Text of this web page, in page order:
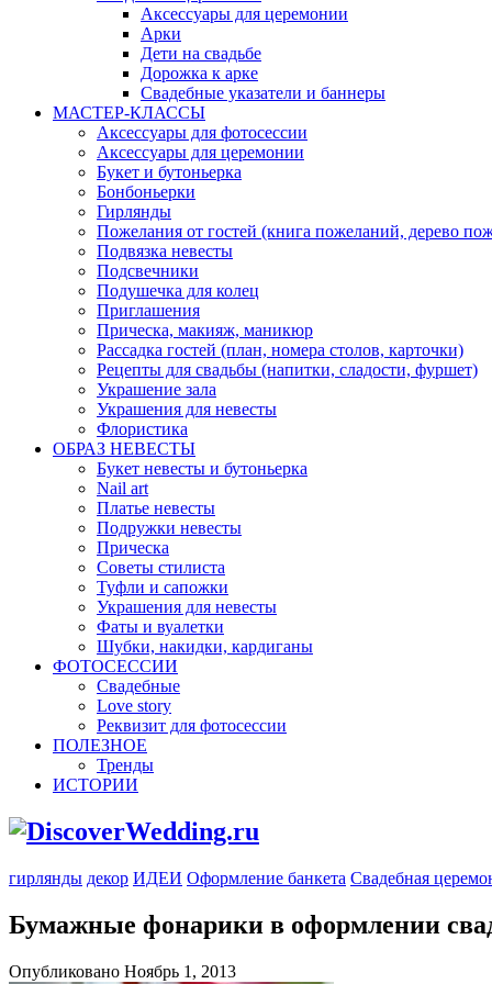
Аксессуары для церемонии
Арки
Дети на свадьбе
Дорожка к арке
Свадебные указатели и баннеры
МАСТЕР-КЛАССЫ
Аксессуары для фотосессии
Аксессуары для церемонии
Букет и бутоньерка
Бонбоньерки
Гирлянды
Пожелания от гостей (книга пожеланий, дерево
Подвязка невесты
Подсвечники
Подушечка для колец
Приглашения
Прическа, макияж, маникюр
Рассадка гостей (план, номера столов, карточки)
Рецепты для свадьбы (напитки, сладости, фуршет)
Украшение зала
Украшения для невесты
Флористика
ОБРАЗ НЕВЕСТЫ
Букет невесты и бутоньерка
Nail art
Платье невесты
Подружки невесты
Прическа
Советы стилиста
Туфли и сапожки
Украшения для невесты
Фаты и вуалетки
Шубки, накидки, кардиганы
ФОТОСЕССИИ
Свадебные
Love story
Реквизит для фотосессии
ПОЛЕЗНОЕ
Тренды
ИСТОРИИ
гирлянды декор ИДЕИ Оформление банкета Свадебная
Бумажные фонарики в оформлении
Опубликовано Ноябрь 1, 2013